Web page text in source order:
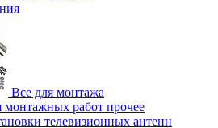
Все для монтажа
монтажных работ прочее
телевизионных антенн